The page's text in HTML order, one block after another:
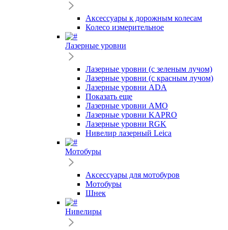
Аксессуары к дорожным колесам
Колесо измерительное
Лазерные уровни
Лазерные уровни (с зеленым лучом)
Лазерные уровни (с красным лучом)
Лазерные уровни ADA
Показать еще
Лазерные уровни AMO
Лазерные уровни KAPRO
Лазерные уровни RGK
Нивелир лазерный Leica
Мотобуры
Аксессуары для мотобуров
Мотобуры
Шнек
Нивелиры